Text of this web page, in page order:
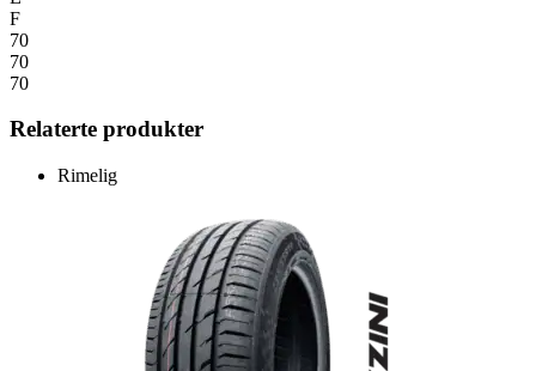
F
70
70
70
Relaterte produkter
Rimelig